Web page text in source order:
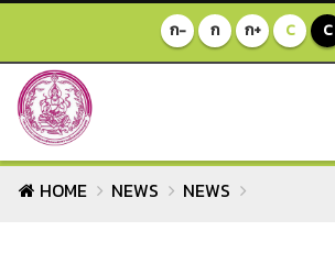
ก- ก ก+ C C
HOME NEWS NEWS